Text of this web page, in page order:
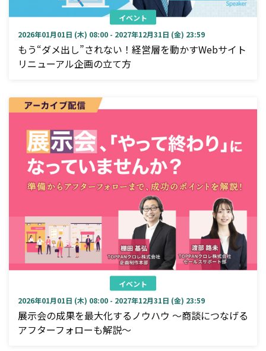
イベント
2026年01月01日 (木) 08:00 - 2027年12月31日 (金) 23:59
もう“ダメ出し”されない！経営層を動かすWebサイト
リニューアル企画の立て方
イベント
2026年01月01日 (木) 08:00 - 2027年12月31日 (金) 23:59
展示会の成果を最大化するノウハウ ～商談につなげる
アフターフォローも解説～